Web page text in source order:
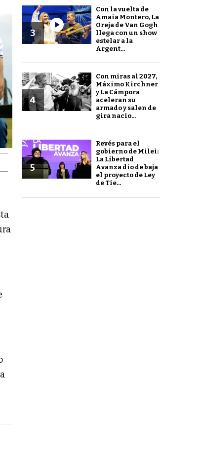
3
Con la vuelta de
Amaia Montero, La
Oreja de Van Gogh
llega con un show
estelar a la
Argent...
4
Con miras al 2027,
Máximo Kirchner
y La Cámpora
aceleran su
armado y salen de
gira nacio...
5
Revés para el
gobierno de Milei:
La Libertad
Avanza dio de baja
el proyecto de Ley
de Tie...